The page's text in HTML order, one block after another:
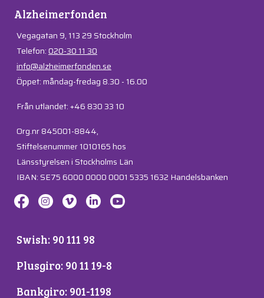
Alzheimerfonden
Vegagatan 9, 113 29 Stockholm
Telefon:020-30 11 30
info@alzheimerfonden.se
Öppet: måndag-fredag 8.30 - 16.00
Från utlandet: +46 830 33 10
Org.nr 845001-8844,
Stiftelsenummer 1010165 hos
Länsstyrelsen i Stockholms Län
IBAN: SE75 6000 0000 0001 5335 1632 Handelsbanken
Swish: 90 111 98
Plusgiro: 90 11 19-8
Bankgiro: 901-1198